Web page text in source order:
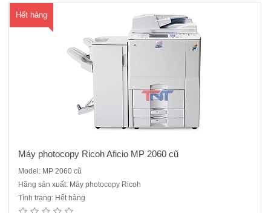
Hết hàng
Máy photocopy Ricoh Aficio MP 2060 cũ
Model: MP 2060 cũ
Hãng sản xuất: Máy photocopy Ricoh
Tình trạng: Hết hàng
Máy photocopy Ricoh Aficio MP 2051 tốc độ 51 bản/ phút là dòng sản
phẩm máy công nghiệp sản xuất năm 2010 Copy/In tốc độ cao, công
suất 100.000 copy/tháng, phù hợp sử dụng cho những dịch vụ photo